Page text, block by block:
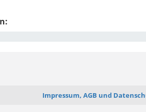
Impressum, AGB und